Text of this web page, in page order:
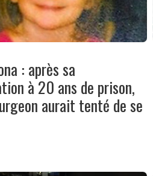
: après sa
à 20 ans de prison,
aurait tenté de se